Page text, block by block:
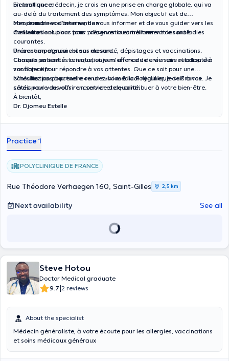
bienveillance.
En tant que médecin, je crois en une prise en charge globale, qui va
au-delà du traitement des symptômes. Mon objectif est de
comprendre vos besoins, de vous informer et de vous guider vers les
meilleures solutions pour préserver ou améliorer votre santé.
Mes domaines d’intervention :
Consultations pour tous: diagnostic et traitement des maladies
courantes.
Prévention et suivi: bilans de santé, dépistages et vaccinations.
Conseils en santé: orientation vers un mode de vie sain et adapté à
vos objectifs.
Un accompagnement sur mesure :
Chaque patient est unique, et je m’efforce de créer une relation de
confiance pour répondre à vos attentes. Que ce soit pour une
consultation ponctuelle ou un suivi médical régulier, je suis à vos
côtés pour vous offrir un service de qualité.
N’hésitez pas à prendre rendez-vous à la Polyclinique de France. Je
serais ravie de vous rencontrer et de contribuer à votre bien-être.
À bientôt,
Dr. Djomeu Estelle
Practice 1
POLYCLINIQUE DE FRANCE
Rue Théodore Verhaegen 160, Saint-Gilles 2,5 km
Next availability See all
Steve Hotou
Doctor Medical graduate
9.7|2 reviews
About the specialist
Médecin généraliste, à votre écoute pour les allergies, vaccinations
et soins médicaux généraux